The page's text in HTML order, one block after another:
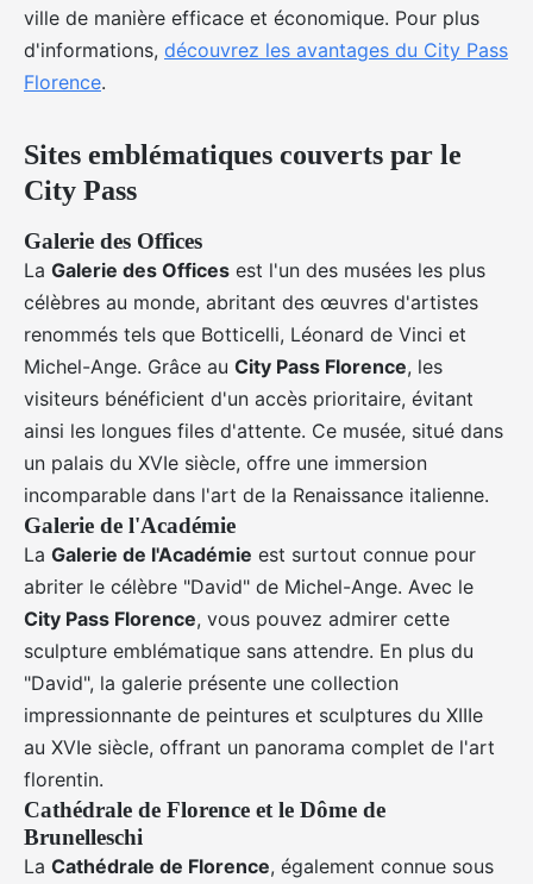
ville de manière efficace et économique. Pour plus
d'informations, découvrez les avantages du City Pass
Florence.
Sites emblématiques couverts par le
City Pass
Galerie des Offices
La Galerie des Offices est l'un des musées les plus
célèbres au monde, abritant des œuvres d'artistes
renommés tels que Botticelli, Léonard de Vinci et
Michel-Ange. Grâce au City Pass Florence, les
visiteurs bénéficient d'un accès prioritaire, évitant
ainsi les longues files d'attente. Ce musée, situé dans
un palais du XVIe siècle, offre une immersion
incomparable dans l'art de la Renaissance italienne.
Galerie de l'Académie
La Galerie de l'Académie est surtout connue pour
abriter le célèbre "David" de Michel-Ange. Avec le
City Pass Florence, vous pouvez admirer cette
sculpture emblématique sans attendre. En plus du
"David", la galerie présente une collection
impressionnante de peintures et sculptures du XIIIe
au XVIe siècle, offrant un panorama complet de l'art
florentin.
Cathédrale de Florence et le Dôme de
Brunelleschi
La Cathédrale de Florence, également connue sous